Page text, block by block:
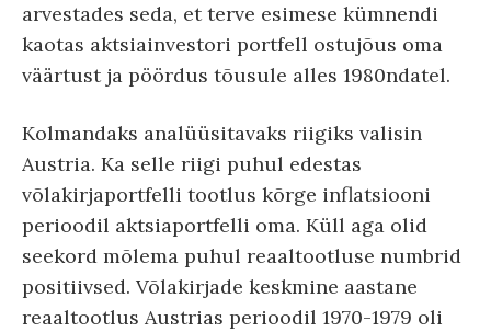
arvestades seda, et terve esimese kümnendi
kaotas aktsiainvestori portfell ostujõus oma
väärtust ja pöördus tõusule alles 1980ndatel.
Kolmandaks analüüsitavaks riigiks valisin
Austria. Ka selle riigi puhul edestas
võlakirjaportfelli tootlus kõrge inflatsiooni
perioodil aktsiaportfelli oma. Küll aga olid
seekord mõlema puhul reaaltootluse numbrid
positiivsed. Võlakirjade keskmine aastane
reaaltootlus Austrias perioodil 1970-1979 oli